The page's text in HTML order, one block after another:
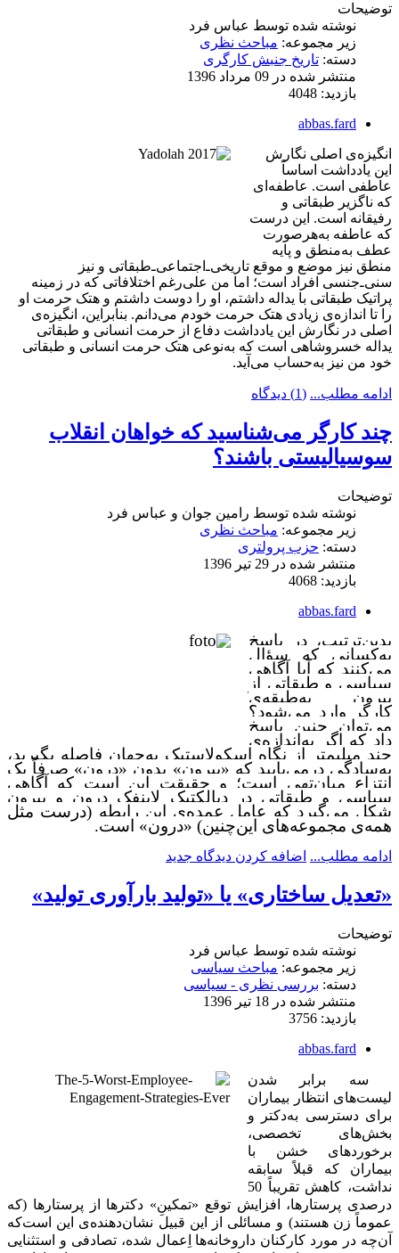
توضیحات
نوشته شده توسط عباس فرد
زیر مجموعه: مباحث نظری
دسته: تاریخ جنبش کارگری
منتشر شده در 09 مرداد 1396
بازدید: 4048
abbas.fard
انگیزه‌ی اصلی نگارش
این یادداشت اساساً
عاطفی است. عاطفه‌ای
که ناگزیر طبقاتی و
رفیقانه است. این درست
که عاطفه به‌هرصورت
عطف به‌منطق و پایه
منطق نیز موضع و موقع تاریخی‌ـ‌اجتماعی‌ـ‌طبقاتی‌ و نیز
سنی‌ـ‌جنسی افراد است؛ اما من علی‌رغم اختلافاتی که در زمینه
پراتیک طبقاتی با یداله داشتم، او را دوست داشتم و هتک حرمت او
را تا اندازه‌ی زیادی هتک حرمت خودم می‌دانم. بنابراین، انگیزه‌ی
اصلی در نگارش این یادداشت دفاع از حرمت انسانی و طبقاتی
یداله خسروشاهی است که به‌نوعی هتک حرمت انسانی و طبقاتی
خود من نیز به‌حساب می‌آید.
ادامه مطلب... (1) دیدگاه
چند کارگر می‌شناسید که خواهان انقلاب
سوسیالیستی باشند؟
توضیحات
نوشته شده توسط رامین جوان و عباس فرد
زیر مجموعه: مباحث نظری
دسته: حزب پرولتری
منتشر شده در 29 تیر 1396
بازدید: 4068
abbas.fard
بدین‌ترتیب، در پاسخ
به‌‌کسانی که سؤال
می‌کنند که آیا آگاهی
سیاسی و طبقاتی از
بیرون به‌طبقه‌ی
کارگر وارد می‌شود؟
می‌توان چنین پاسخ
داد که اگر به‌اندازه‌ی
چند میلیمتر از نگاه اسکولاستیک به‌جهان فاصله بگیرید،
به‌سادگی درمی‌یابید که «بیرونِ» بدون «درون» صرفاً یک
انتزاع میان‌تهی است؛ و حقیقت این است ‌که آگاهی
سیاسی و طبقاتی در دیالکتیک لاینفک درون و بیرون
شکل می‌گیرد که عامل عمده‌ی این رابطه (درست مثل
همه‌ی مجموعه‌های این‌چنین) «درون» است.
ادامه مطلب... اضافه کردن دیدگاه جدید
«تعدیل ساختاری» یا «تولید بارآوری تولید»
توضیحات
نوشته شده توسط عباس فرد
زیر مجموعه: مباحث سیاسی
دسته: بررسی نظری - سیاسی
منتشر شده در 18 تیر 1396
بازدید: 3756
abbas.fard
سه برابر شدن
لیست‌های انتظار بیماران
برای دسترسی به‌دکتر و
بخش‌های تخصصی،
برخوردهای خشن با
بیماران که قبلاً سابقه
نداشت، کاهش تقریباً 50
درصدی پرستارها، افزایش توقع «تمکینِ» دکترها از پرستارها (که
عموماً زن هستند) و مسائلی از این قبیل نشان‌دهنده‌ی این است‌که
آن‌چه در مورد کارکنان داروخانه‌ها اِعمال شده، تصادفی و استثنایی